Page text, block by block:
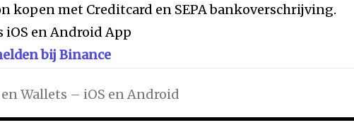
kopen met Creditcard en SEPA bankoverschrijving.
iOS en Android App
bij Binance
Wallets – iOS en Android